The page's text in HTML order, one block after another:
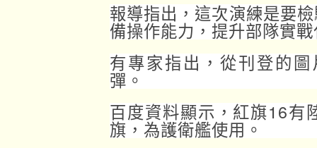
報導指出，這次演練是要
備操作能力，提升部隊實
有專家指出，從刊登的
彈。
百度資料顯示，紅旗16有
旗，為護衛艦使用。